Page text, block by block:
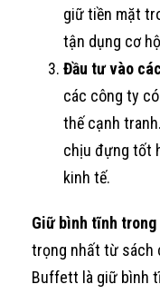
giữ tiền mặt
tận dụng cơ
Đầu tư vào
các công ty
thế cạnh
chịu đựng tốt
kinh tế.
Giữ bình tĩnh
trọng nhất từ sách
Buffett là giữ bình